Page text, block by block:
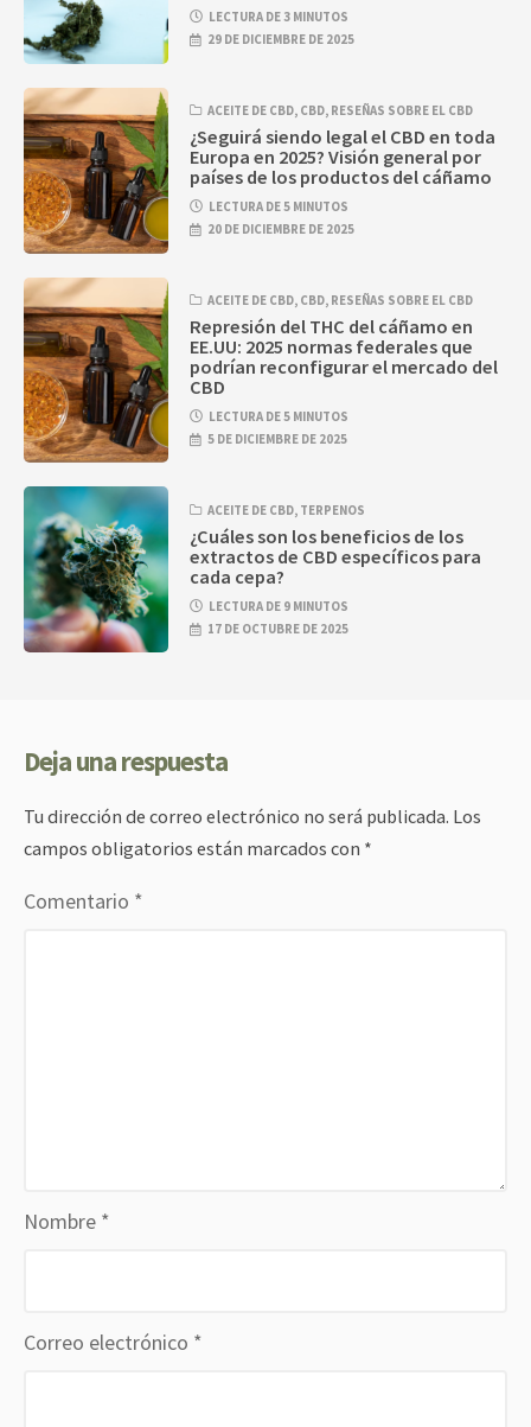
LECTURA DE 3 MINUTOS
29 DE DICIEMBRE DE 2025
ACEITE DE CBD, CBD, RESEÑAS SOBRE EL CBD
¿Seguirá siendo legal el CBD en toda
Europa en 2025? Visión general por
países de los productos del cáñamo
LECTURA DE 5 MINUTOS
20 DE DICIEMBRE DE 2025
ACEITE DE CBD, CBD, RESEÑAS SOBRE EL CBD
Represión del THC del cáñamo en
EE.UU: 2025 normas federales que
podrían reconfigurar el mercado del
CBD
LECTURA DE 5 MINUTOS
5 DE DICIEMBRE DE 2025
ACEITE DE CBD, TERPENOS
¿Cuáles son los beneficios de los
extractos de CBD específicos para
cada cepa?
LECTURA DE 9 MINUTOS
17 DE OCTUBRE DE 2025
Deja una respuesta
Tu dirección de correo electrónico no será publicada. Los
campos obligatorios están marcados con *
Comentario *
Nombre *
Correo electrónico *